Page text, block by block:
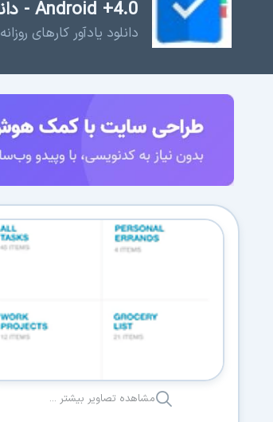
Android +4.0 - دانلود برنامه یادآوری کارها
دانلود یادآور کارهای روزانه
مشاهده تصاویر بیشتر ...